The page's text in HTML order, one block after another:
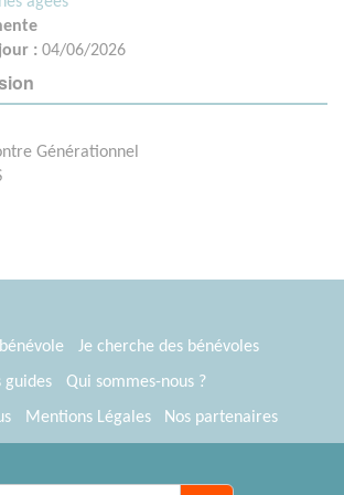
: 04/06/2026
Générationnel
Je cherche des bénévoles
guides
Qui sommes-nous ?
Mentions Légales
Nos partenaires
2012-2026
Webkast